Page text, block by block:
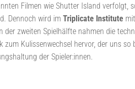
Filmen wie Shutter Island
Dennoch wird im Triplicate Institute
der zweiten Spielhälfte nahmen die
Kulissenwechsel hervor, der uns
der Spieler:innen.